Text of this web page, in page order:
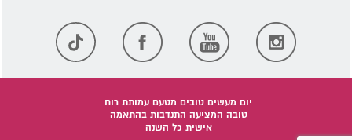
יום מעשים טובים מטעם עמותת רוח
טובה המציעה התנדבות בהתאמה
אישית כל השנה